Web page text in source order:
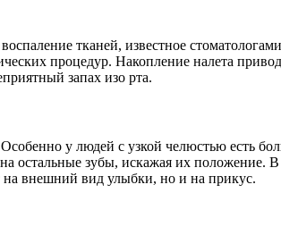
тканей, известное
процедур. Накопление налета
запах изо рта.
у людей с узкой челюстью есть
зубы, искажая их положение. В
на внешний вид улыбки, но и на прикус.